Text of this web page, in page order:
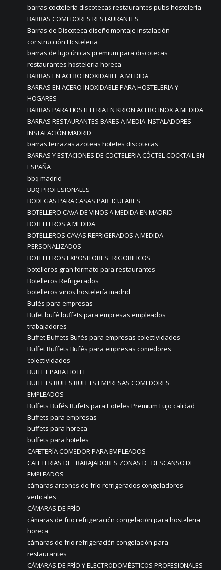
barras coctelería discotecas restaurantes pubs hostelería
BARRAS COMEDORES RESTAURANTES
Barras de Discoteca diseño montaje instalación
construcción Hosteleria
barras de lujo únicas premium para discotecas
restaurantes hosteleria horeca
BARRAS EN ACERO INOXIDABLE A MEDIDA
BARRAS EN ACERO INOXIDABLE PARA HOSTELERIA Y
HOGARES
BARRAS PARA HOSTELERIA EN KRION ACERO INOX A MEDIDA
BARRAS RESTAURANTES BARES A MEDIA INSTALADORES
INSTALACIÓN MADRID
barras terrazas azoteas hoteles discotecas
BARRAS Y ESTACIONES DE COCTELERIA CÓCTEL COCKTAIL EN
ESPAÑA
bbq madrid
BBQ PROFESIONALES
BODEGAS PARA CASAS PARTICULARES
BOTELLERO CAVA DE VINOS A MEDIDA EN MADRID
BOTELLEROS A MEDIDA
BOTELLEROS CAVAS REFRIGERADOS A MEDIDA
PERSONALIZADOS
BOTELLEROS EXPOSITORES FRIGORIFICOS
botelleros gran formato para restaurantes
Botelleros Refrigerados
botelleros vinos hostelería madrid
Bufés para empresas
Bufet bufé buffets para empresas empleados
trabajadores
Buffet Buffets Bufés para empresas colectividades
Buffet Buffets Bufés para empresas comedores
colectividades
BUFFET PARA HOTEL
BUFFETS BUFÉS BUFETS EMPRESAS COMEDORES
EMPLEADOS
Buffets Bufés Bufets para Hoteles Premium Lujo calidad
Buffets para empresas
buffets para horeca
buffets para hoteles
CAFETERÍA COMEDOR PARA EMPLEADOS
CAFETERIAS DE TRABAJADORES ZONAS DE DESCANSO DE
EMPLEADOS
cámaras arcones de frío refrigerados congeladores
verticales
CÁMARAS DE FRÍO
cámaras de frio refrigeración congelación para hosteleria
horeca
cámaras de frio refrigeración congelación para
restaurantes
CÁMARAS DE FRÍO Y ELECTRODOMÉSTICOS PROFESIONALES